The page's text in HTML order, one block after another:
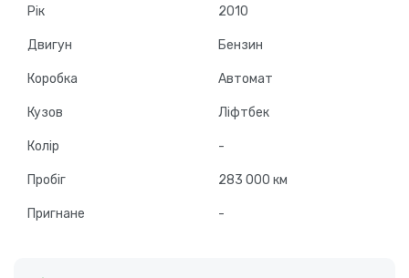
Рік 2010
Двигун Бензин
Коробка Автомат
Кузов Ліфтбек
Колір -
Пробіг 283 000 км
Пригнане -